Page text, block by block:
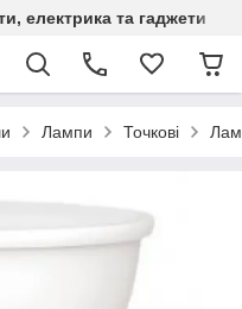
електрика та гаджети
Лампи Точкові